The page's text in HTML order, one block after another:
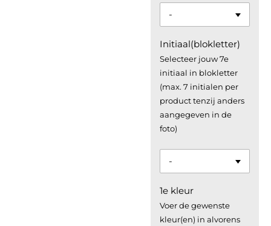
Initiaal(blokletter)
Selecteer jouw 7e
initiaal in blokletter
(max. 7 initialen per
product tenzij anders
aangegeven in de
foto)
1e kleur
Voer de gewenste
kleur(en) in alvorens